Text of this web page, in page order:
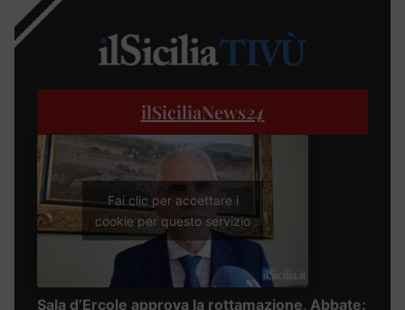
ilSiciliaNews24
Fai clic per accettare i
cookie per questo servizio
Sala d’Ercole approva la rottamazione, Abbate: